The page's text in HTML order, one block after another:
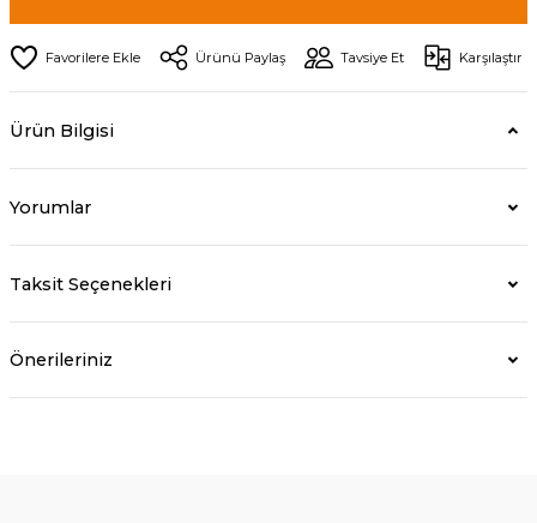
Ürünü Paylaş Tavsiye Et Karşılaştır
Ürün Bilgisi
Yorumlar
Taksit Seçenekleri
Önerileriniz